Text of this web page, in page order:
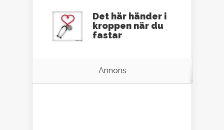
Det här händer i
kroppen när du
fastar
Annons